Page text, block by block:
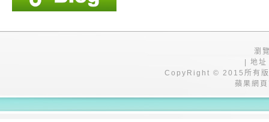
瀏
| 地
CopyRight © 2015所有版
蘋果網